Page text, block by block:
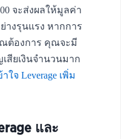
จะส่งผลให้มูลค่า
งรุนแรง หากการ
ต้องการ คุณจะมี
สียเงินจำนวนมาก
ใจ Leverage เพิ่ม
และ